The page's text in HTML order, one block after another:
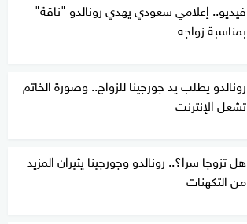
فيديو.. إعلامي سعودي يهدي رونالدو "ناقة"
بمناسبة زواجه
رونالدو يطلب يد جورجينا للزواج.. وصورة الخاتم
تشعل الإنترنت
هل تزوجا سرا؟.. رونالدو وجورجينا يثيران المزيد
من التكهنات